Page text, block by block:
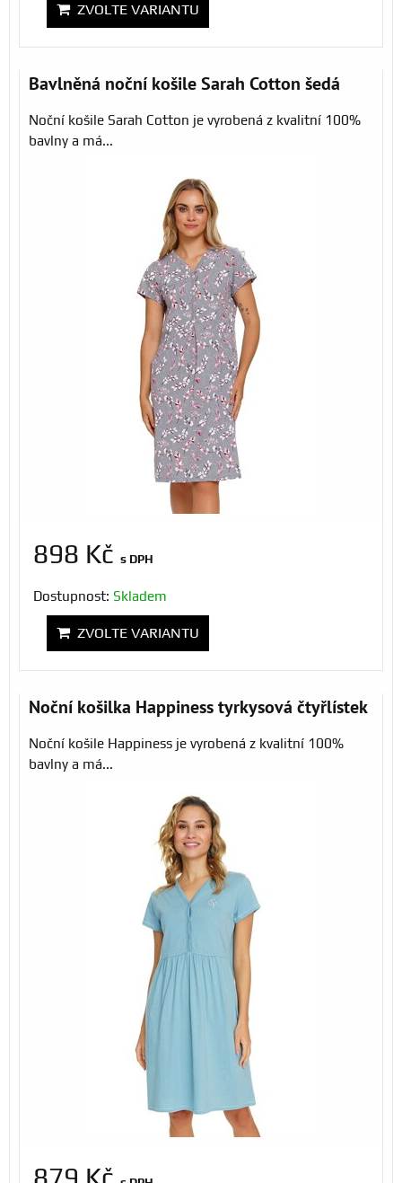
ZVOLTE VARIANTU
Bavlněná noční košile Sarah Cotton šedá
Noční košile Sarah Cotton je vyrobená z kvalitní 100%
bavlny a má...
898 Kč s DPH
Dostupnost: Skladem
ZVOLTE VARIANTU
Noční košilka Happiness tyrkysová čtyřlístek
Noční košile Happiness je vyrobená z kvalitní 100%
bavlny a má...
879 Kč